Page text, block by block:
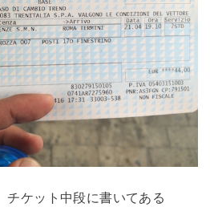
チケット中段に書いてある